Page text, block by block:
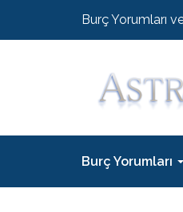
Burç Yorumları
Burç Yorumları